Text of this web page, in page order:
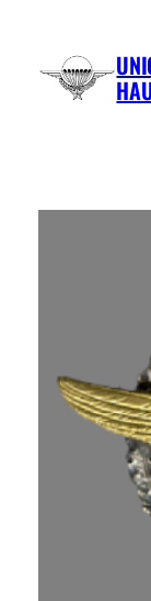
contenu